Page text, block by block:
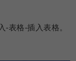
-表格-插入表格。